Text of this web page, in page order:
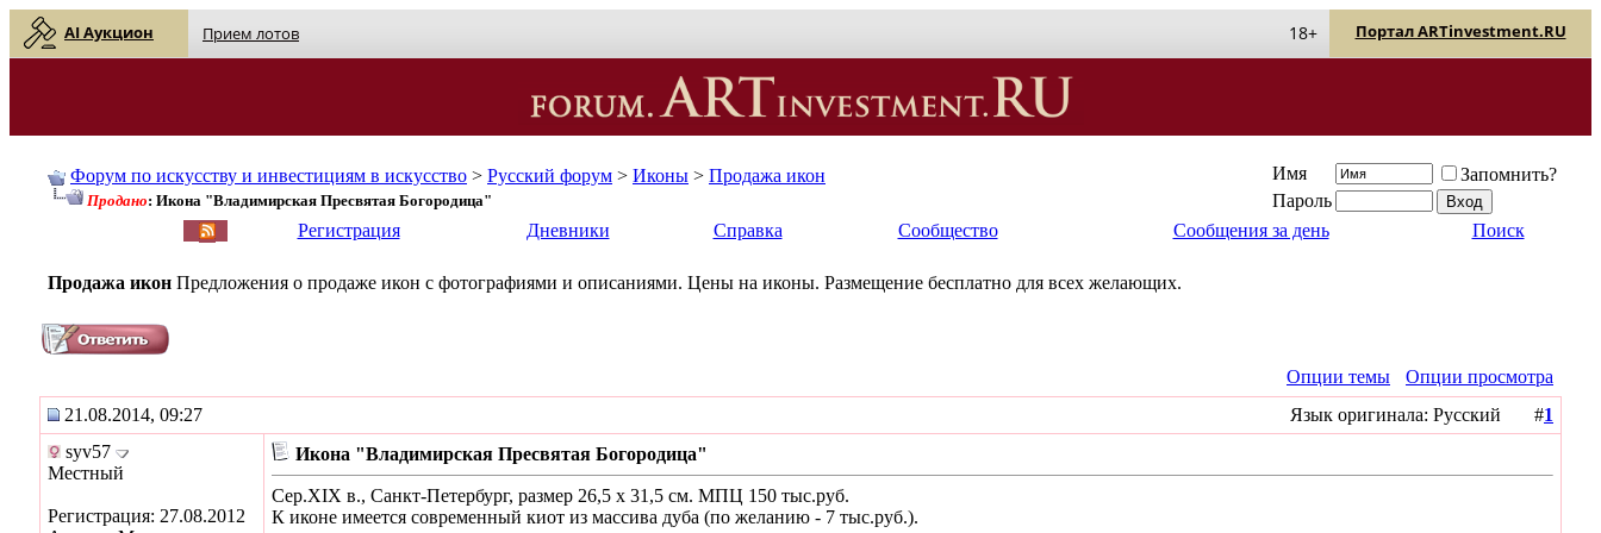
AI Аукцион Прием лотов Портал ARTinvestment.RU
18+
Форум по искусству и инвестициям в искусство > Русский форум > Иконы > Продажа икон
Продано: Икона "Владимирская Пресвятая Богородица"
Имя
Запомнить?
Пароль
Регистрация Дневники Справка Сообщество Сообщения за день Поиск
Продажа икон Предложения о продаже икон с фотографиями и описаниями. Цены на иконы. Размещение бесплатно для всех желающих.
Опции темы
Опции просмотра
21.08.2014, 09:27
Язык оригинала: Русский #1
syv57
Местный
Регистрация: 27.08.2012
Икона "Владимирская Пресвятая Богородица"
Сер.ХIХ в., Санкт-Петербург, размер 26,5 х 31,5 см. МПЦ 150 тыс.руб.
К иконе имеется современный киот из массива дуба (по желанию - 7 тыс.руб.).